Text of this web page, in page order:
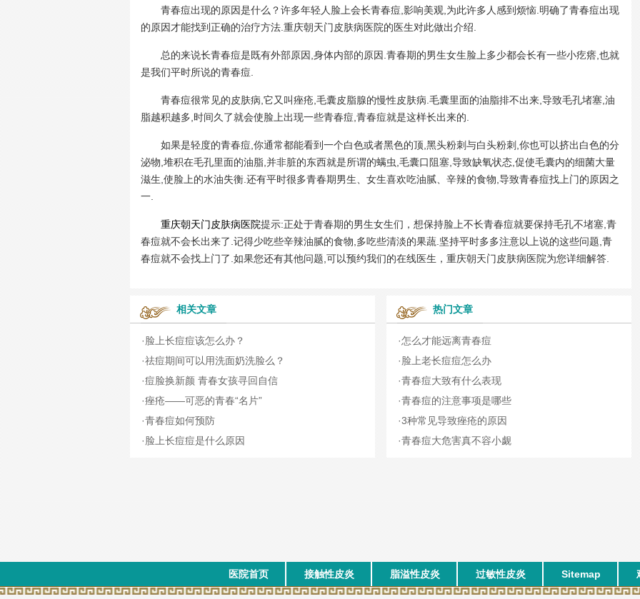
青春痘出现的原因是什么？许多年轻人脸上会长青春痘,影响美观,为此许多人感到烦恼.明确了青春痘出现
的原因才能找到正确的治疗方法.重庆朝天门皮肤病医院的医生对此做出介绍.
总的来说长青春痘是既有外部原因,身体内部的原因.青春期的男生女生脸上多少都会长有一些小疙瘩,也就
是我们平时所说的青春痘.
青春痘很常见的皮肤病,它又叫痤疮,毛囊皮脂腺的慢性皮肤病.毛囊里面的油脂排不出来,导致毛孔堵塞,油
脂越积越多,时间久了就会使脸上出现一些青春痘,青春痘就是这样长出来的.
如果是轻度的青春痘,你通常都能看到一个白色或者黑色的顶,黑头粉刺与白头粉刺,你也可以挤出白色的分
泌物,堆积在毛孔里面的油脂,并非脏的东西就是所谓的螨虫,毛囊口阻塞,导致缺氧状态,促使毛囊内的细菌大量
滋生,使脸上的水油失衡.还有平时很多青春期男生、女生喜欢吃油腻、辛辣的食物,导致青春痘找上门的原因之
一.
重庆朝天门皮肤病医院提示:正处于青春期的男生女生们，想保持脸上不长青春痘就要保持毛孔不堵塞,青
春痘就不会长出来了.记得少吃些辛辣油腻的食物,多吃些清淡的果蔬.坚持平时多多注意以上说的这些问题,青
春痘就不会找上门了.如果您还有其他问题,可以预约我们的在线医生，重庆朝天门皮肤病医院为您详细解答.
相关文章
·脸上长痘痘该怎么办？
·祛痘期间可以用洗面奶洗脸么？
·痘脸换新颜 青春女孩寻回自信
·痤疮——可恶的青春“名片”
·青春痘如何预防
·脸上长痘痘是什么原因
热门文章
·怎么才能远离青春痘
·脸上老长痘痘怎么办
·青春痘大致有什么表现
·青春痘的注意事项是哪些
·3种常见导致痤疮的原因
·青春痘大危害真不容小觑
医院首页 接触性皮炎 脂溢性皮炎 过敏性皮炎 Sitemap